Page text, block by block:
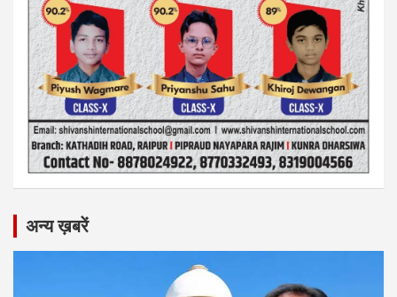
अन्य ख़बरें